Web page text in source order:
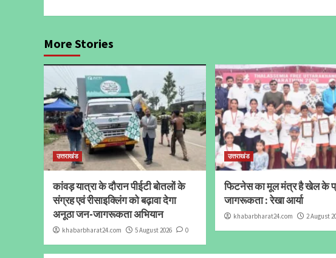
More Stories
उत्तराखंड
कांवड़ यात्रा के दौरान पीईटी बोतलों के
संग्रह एवं रीसाइक्लिंग को बढ़ावा देगा
अनूठा जन-जागरूकता अभियान
khabarbharat24.com 5 August 2026 0
उत्तराखंड
फिटनेस का मूल मंत्र है खेल के
जागरूकता : रेखा आर्या
khabarbharat24.com 2 August